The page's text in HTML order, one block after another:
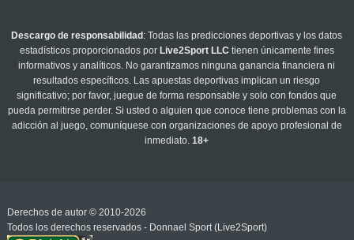
Descargo de responsabilidad : Todas las predicciones deportivas y los datos
estadísticos proporcionados por Live2Sport LLC tienen únicamente fines
informativos y analíticos. No garantizamos ninguna ganancia financiera ni
resultados específicos. Las apuestas deportivas implican un riesgo
significativo; por favor, juegue de forma responsable y solo con fondos que
pueda permitirse perder. Si usted o alguien que conoce tiene problemas con la
adicción al juego, comuníquese con organizaciones de apoyo profesional de
inmediato.18+
Derechos de autor © 2010-2026
Todos los derechos reservados - Donnael Sport (Live2Sport)